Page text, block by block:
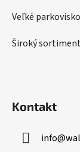
Veľké
Široký
Kontakt
info@